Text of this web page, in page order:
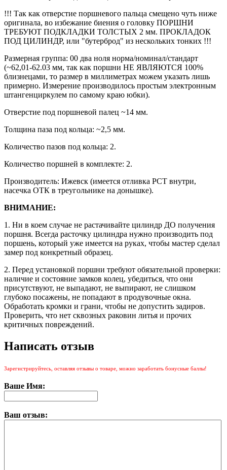
Этот товар можно приобрести на Озон. Для перехода в маркетплейс
перейдите по ссылке ниже.
КУПИТЬ НА ОЗОН
!!! Так как отверстие поршневого пальца смещено чуть ниже
оригинала, во избежание биения о головку ПОРШНИ
ТРЕБУЮТ ПОДКЛАДКИ ТОЛСТЫХ 2 мм. ПРОКЛАДОК
ПОД ЦИЛИНДР, или "бутерброд" из нескольких тонких !!!
Размерная группа: 00 два ноля норма/номинал/стандарт
(~62,01-62.03 мм, так как поршни НЕ ЯВЛЯЮТСЯ 100%
близнецами, то размер в миллиметрах можем указать лишь
примерно. Измерение производилось простым электронным
штангенциркулем по самому краю юбки).
Отверстие под поршневой палец ~14 мм.
Толщина паза под кольца: ~2,5 мм.
Количество пазов под кольца: 2.
Количество поршней в комплекте: 2.
Производитель: Ижевск (имеется отливка РСТ внутри,
насечка ОТК в треугольнике на донышке).
ВНИМАНИЕ:
1. Ни в коем случае не растачивайте цилиндр ДО получения
поршня. Всегда расточку цилиндра нужно производить под
поршень, который уже имеется на руках, чтобы мастер сделал
замер под конкретный образец.
2. Перед установкой поршни требуют обязательной проверки:
наличие и состояние замков колец, убедиться, что они
присутствуют, не выпадают, не выпирают, не слишком
глубоко посажены, не попадают в продувочные окна.
Обработать кромки и грани, чтобы не допустить задиров.
Проверить, что нет сквозных раковин литья и прочих
критичных повреждений.
Написать отзыв
Зарегистрируйтесь, оставляя отзывы о товаре, можно заработать бонусные баллы!
Ваше Имя:
Ваш отзыв: